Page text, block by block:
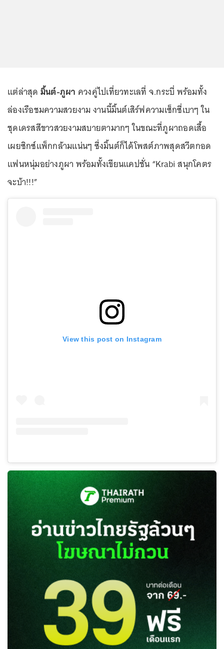
แต่ล่าสุด มิ้นต์-ภูผา ควงคู่ไปเที่ยวทะเลที่ จ.กระบี่ พร้อมทั้ง
ล่องเรือชมความสวยงาม งานนี้มิ้นต์เสิร์ฟความเซ็กซี่เบาๆ ใน
ชุดเดรสสีขาวสวยงามสบายตามากๆ ในขณะที่ภูผาถอดเสื้อ
เผยซิกซ์แพ็กกล้ามแน่นๆ ซึ่งมิ้นต์ก็ได้โพสต์ภาพสุดสวีตกอด
แฟนหนุ่มอย่างภูผา พร้อมทั้งเขียนแคปชั่น “Krabi สนุกโคตร
จะบ้า!!!”
View this post on Instagram